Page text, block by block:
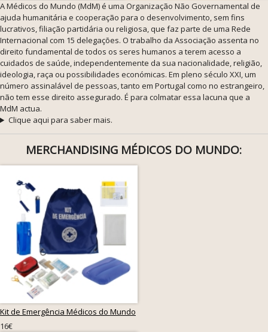
A Médicos do Mundo (MdM) é uma Organização Não Governamental de
ajuda humanitária e cooperação para o desenvolvimento, sem fins
lucrativos, filiação partidária ou religiosa, que faz parte de uma Rede
Internacional com 15 delegações. O trabalho da Associação assenta no
direito fundamental de todos os seres humanos a terem acesso a
cuidados de saúde, independentemente da sua nacionalidade, religião,
ideologia, raça ou possibilidades económicas. Em pleno século XXI, um
número assinalável de pessoas, tanto em Portugal como no estrangeiro,
não tem esse direito assegurado. É para colmatar essa lacuna que a
MdM actua.
Clique aqui para saber mais.
MERCHANDISING MÉDICOS DO MUNDO:
Kit de Emergência Médicos do Mundo
16€